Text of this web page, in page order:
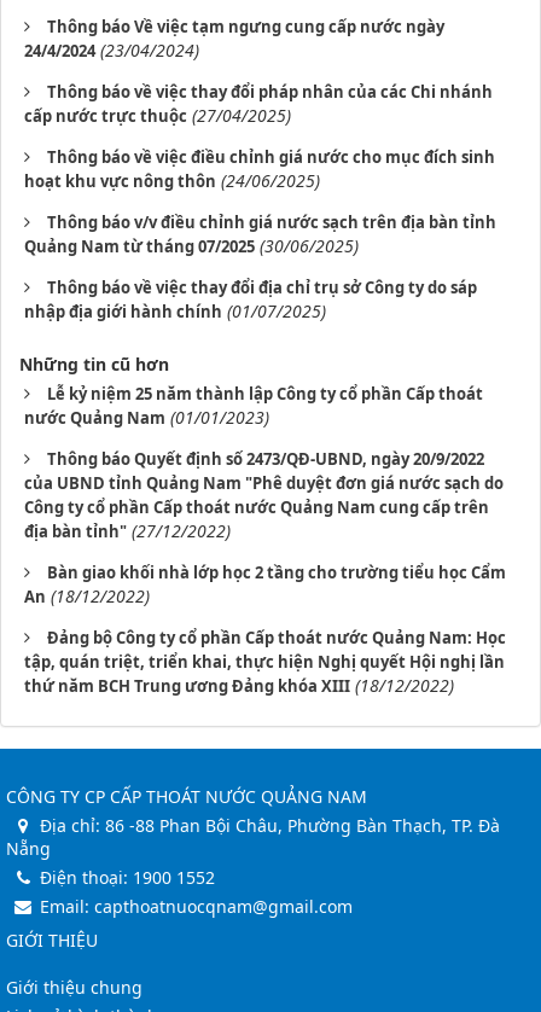
Thông báo Về việc tạm ngưng cung cấp nước ngày
24/4/2024 (23/04/2024)
Thông báo về việc thay đổi pháp nhân của các Chi nhánh
cấp nước trực thuộc (27/04/2025)
Thông báo về việc điều chỉnh giá nước cho mục đích sinh
hoạt khu vực nông thôn (24/06/2025)
Thông báo v/v điều chỉnh giá nước sạch trên địa bàn tỉnh
Quảng Nam từ tháng 07/2025 (30/06/2025)
Thông báo về việc thay đổi địa chỉ trụ sở Công ty do sáp
nhập địa giới hành chính (01/07/2025)
Những tin cũ hơn
Lễ kỷ niệm 25 năm thành lập Công ty cổ phần Cấp thoát
nước Quảng Nam (01/01/2023)
Thông báo Quyết định số 2473/QĐ-UBND, ngày 20/9/2022
của UBND tỉnh Quảng Nam "Phê duyệt đơn giá nước sạch do
Công ty cổ phần Cấp thoát nước Quảng Nam cung cấp trên
địa bàn tỉnh" (27/12/2022)
Bàn giao khối nhà lớp học 2 tầng cho trường tiểu học Cẩm
An (18/12/2022)
Đảng bộ Công ty cổ phần Cấp thoát nước Quảng Nam: Học
tập, quán triệt, triển khai, thực hiện Nghị quyết Hội nghị lần
thứ năm BCH Trung ương Đảng khóa XIII (18/12/2022)
CÔNG TY CP CẤP THOÁT NƯỚC QUẢNG NAM
Địa chỉ: 86 -88 Phan Bội Châu, Phường Bàn Thạch, TP. Đà
Nẵng
Điện thoại: 1900 1552
Email: capthoatnuocqnam@gmail.com
GIỚI THIỆU
Giới thiệu chung